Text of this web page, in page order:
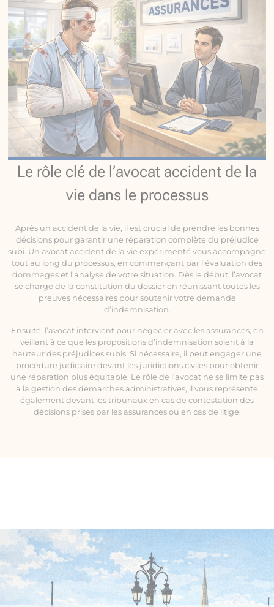
Le rôle clé de l’avocat accident de la
vie dans le processus
Après un accident de la vie, il est crucial de prendre les bonnes
décisions pour garantir une réparation complète du préjudice
subi. Un avocat accident de la vie expérimenté vous accompagne
tout au long du processus, en commençant par l’évaluation des
dommages et l’analyse de votre situation. Dès le début, l’avocat
se charge de la constitution du dossier en réunissant toutes les
preuves nécessaires pour soutenir votre demande
d’indemnisation.
Ensuite, l’avocat intervient pour négocier avec les assurances, en
veillant à ce que les propositions d’indemnisation soient à la
hauteur des préjudices subis. Si nécessaire, il peut engager une
procédure judiciaire devant les juridictions civiles pour obtenir
une réparation plus équitable. Le rôle de l’avocat ne se limite pas
à la gestion des démarches administratives, il vous représente
également devant les tribunaux en cas de contestation des
décisions prises par les assurances ou en cas de litige.